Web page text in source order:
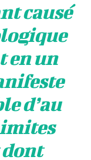
causé
en un
d’au